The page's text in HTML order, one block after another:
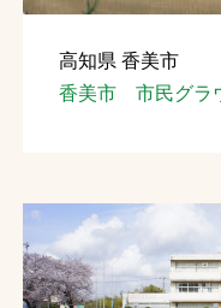
高知県 香美市
香美市 市民グラ